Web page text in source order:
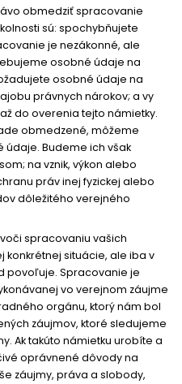
obmedziť spracovanie
sú: spochybňujete
je nezákonné, ale
osobné údaje na
osobné údaje na
právnych nárokov; a vy
do overenia tejto námietky.
obmedzené, môžeme
Budeme ich však
na vznik, výkon alebo
práv inej fyzickej alebo
dôležitého verejného
spracovaniu vašich
konkrétnej situácie, ale iba v
povoľuje. Spracovanie je
vo verejnom záujme
orgánu, ktorý nám bol
záujmov, ktoré sledujeme
Ak takúto námietku urobíte a
oprávnené dôvody na
záujmy, práva a slobody,